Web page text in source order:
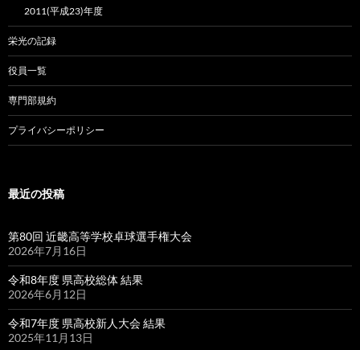
2011(平成23)年度
栄光の記録
役員一覧
専門部規約
プライバシーポリシー
最近の投稿
第80回 近畿高等学校卓球選手権大会
2026年7月16日
令和8年度 県高校総体 結果
2026年6月12日
令和7年度 県高校新人大会 結果
2025年11月13日